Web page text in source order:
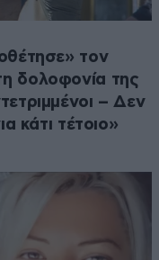
τον
δολοφονία της
– Δεν
κάτι τέτοιο»